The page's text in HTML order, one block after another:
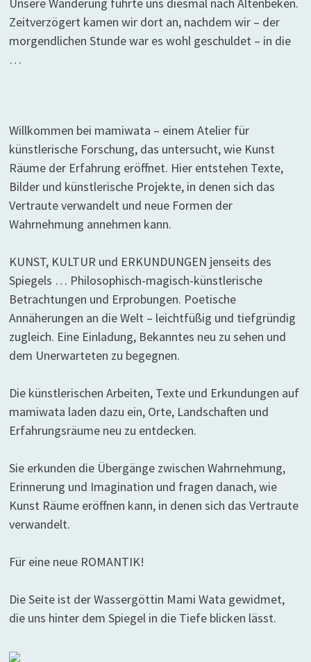
Zeitverzögert kamen wir dort an, nachdem wir – der
morgendlichen Stunde war es wohl geschuldet – in die
…
Willkommen bei mamiwata – einem Atelier für
künstlerische Forschung, das untersucht, wie Kunst
Räume der Erfahrung eröffnet. Hier entstehen Texte,
Bilder und künstlerische Projekte, in denen sich das
Vertraute verwandelt und neue Formen der
Wahrnehmung annehmen kann.
KUNST, KULTUR und ERKUNDUNGEN jenseits des
Spiegels … Philosophisch-magisch-künstlerische
Betrachtungen und Erprobungen. Poetische
Annäherungen an die Welt – leichtfüßig und tiefgründig
zugleich. Eine Einladung, Bekanntes neu zu sehen und
dem Unerwarteten zu begegnen.
Die künstlerischen Arbeiten, Texte und Erkundungen auf
mamiwata laden dazu ein, Orte, Landschaften und
Erfahrungsräume neu zu entdecken.
Sie erkunden die Übergänge zwischen Wahrnehmung,
Erinnerung und Imagination und fragen danach, wie
Kunst Räume eröffnen kann, in denen sich das Vertraute
verwandelt.
Für eine neue ROMANTIK!
Die Seite ist der Wassergöttin Mami Wata gewidmet,
die uns hinter dem Spiegel in die Tiefe blicken lässt.